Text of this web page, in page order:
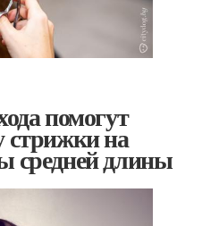
помогут
стрижки на
средней длины